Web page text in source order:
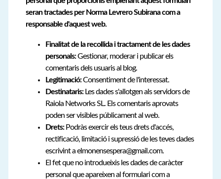
seran tractades per Norma Levrero Subirana com a
responsable d'aquest web.
Finalitat de la recollida i tractament de les dades
personals:Gestionar, moderar i publicar els
comentaris dels usuaris al blog.
Legitimació:Consentiment de l'interessat.
Destinataris:Les dades s'allotgen als servidors de
Raiola Networks SL. Els comentaris aprovats
poden ser visibles públicament al web.
Drets:Podràs exercir els teus drets d'accés,
rectificació, limitació i supressió de les teves dades
escrivint a elmonensespera@gmail.com.
El fet que no introdueixis les dades de caràcter
personal que apareixen al formulari com a